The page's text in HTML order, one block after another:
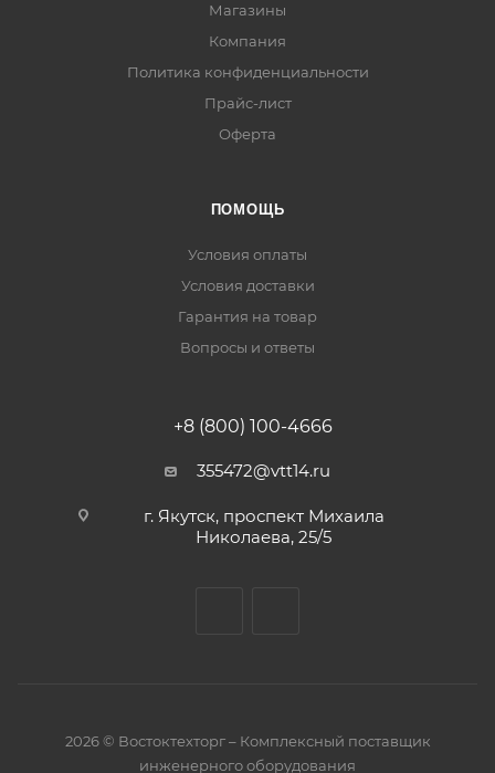
Магазины
Компания
Политика конфиденциальности
Прайс-лист
Оферта
ПОМОЩЬ
Условия оплаты
Условия доставки
Гарантия на товар
Вопросы и ответы
+8 (800) 100-4666
355472@vtt14.ru
г. Якутск, проспект Михаила
Николаева, 25/5
2026 © Востоктехторг – Комплексный поставщик
инженерного оборудования